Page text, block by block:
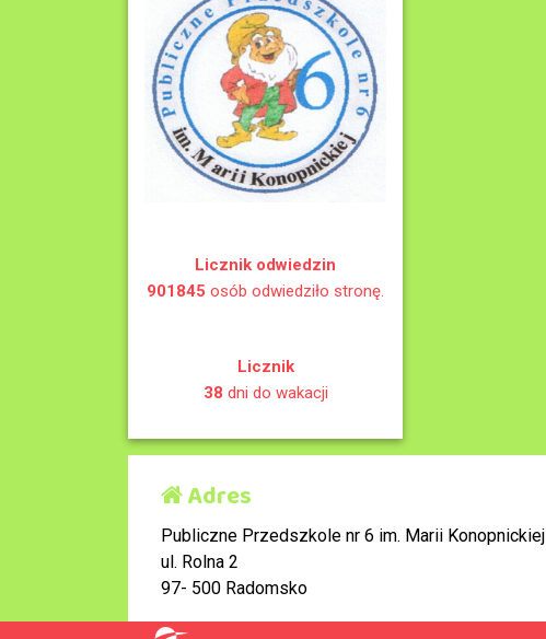
Licznik odwiedzin
901845 osób odwiedziło stronę.
Licznik
38 dni do wakacji
Adres
Publiczne Przedszkole nr 6 im. Marii Konopnickiej
ul. Rolna 2
97- 500 Radomsko